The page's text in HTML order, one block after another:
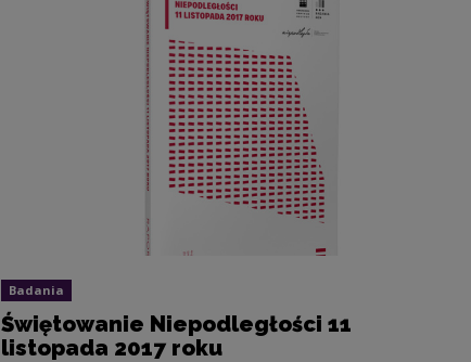
Badania
Świętowanie Niepodległości 11
listopada 2017 roku